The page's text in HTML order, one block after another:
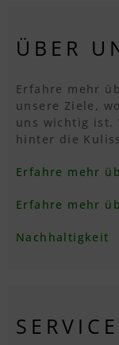
ÜBER
Erfahre mehr
unsere Ziele,
uns wichtig ist.
hinter die
Erfahre mehr
Erfahre mehr
Nachhaltigkeit
SERVICE